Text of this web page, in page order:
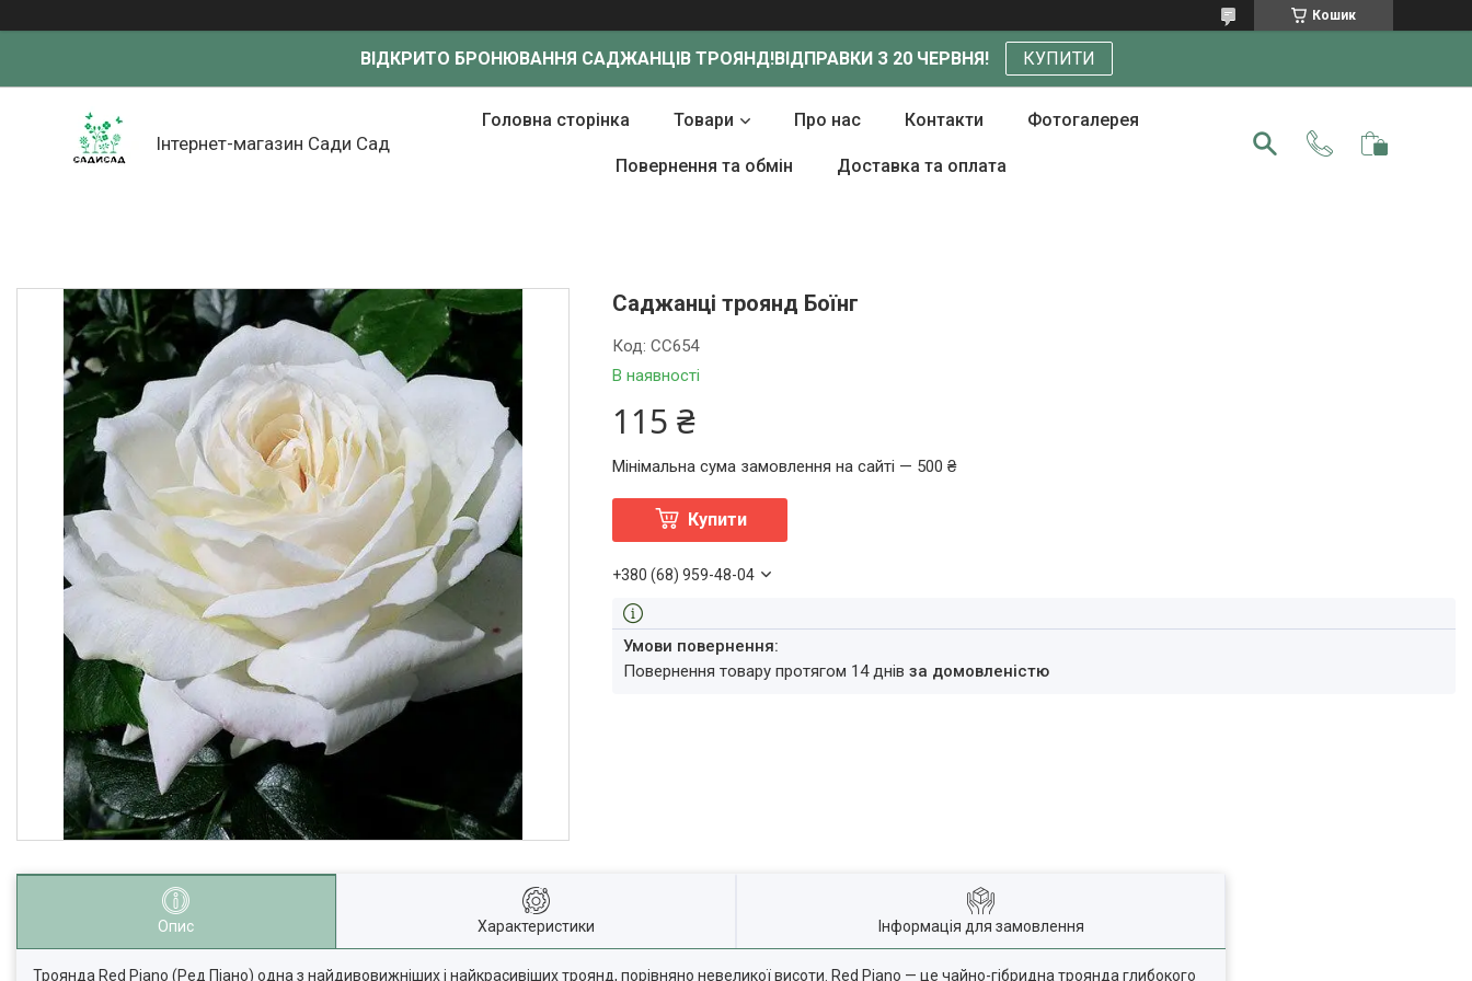
Кошик
ВІДКРИТО БРОНЮВАННЯ САДЖАНЦІВ ТРОЯНД!ВІДПРАВКИ З 20 ЧЕРВНЯ! КУПИТИ
Інтернет-магазин Сади Сад
Головна сторінка Товари Про нас Контакти Фотогалерея
Повернення та обмін Доставка та оплата
Саджанці троянд Боїнг
В наявності
Код:СС654
115 ₴
Мінімальна сума замовлення на сайті — 500 ₴
Купити
+380 (68) 959-48-04
повернення товару протягом 14 днівза домовленістю
Опис Характеристики Інформація для замовлення
Троянда Red Piano (Ред Піано) одна з найдивовижніших і найкрасивіших троянд, порівняно невеликої висоти. Red Piano — це чайно-гібридна троянда глибокого